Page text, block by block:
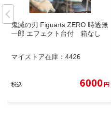
鬼滅の刃 Figuarts ZERO 時透無
一郎 エフェクト台付 箱なし
マイストア在庫： 4426
税込 6000円